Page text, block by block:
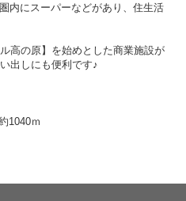
内にスーパーなどがあり、住生活
高の原】を始めとした商業施設が
出しにも便利です♪
1040ｍ